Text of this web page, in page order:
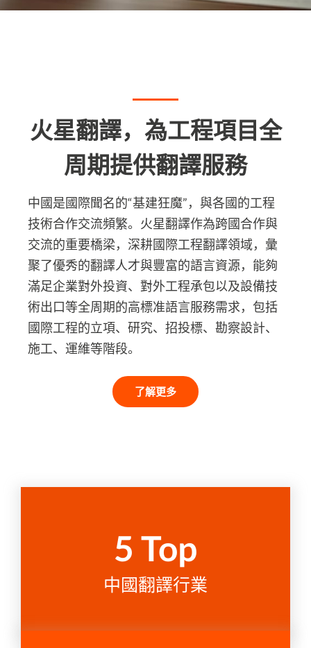
火星翻譯，為工程項目全
周期提供翻譯服務
中國是國際聞名的“基建狂魔”，與各國的工程
技術合作交流頻繁。火星翻譯作為跨國合作與
交流的重要橋梁，深耕國際工程翻譯領域，彙
聚了優秀的翻譯人才與豐富的語言資源，能夠
滿足企業對外投資、對外工程承包以及設備技
術出口等全周期的高標准語言服務需求，包括
國際工程的立項、研究、招投標、勘察設計、
施工、運維等階段。
了解更多
5 Top
中國翻譯行業